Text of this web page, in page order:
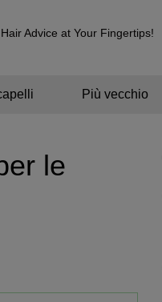
Hair Advice at Your Fingertips!
Più vecchio
le